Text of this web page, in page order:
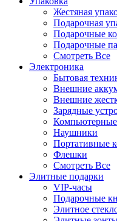
Жестяная
Подарочная
Подарочные
Подарочные
Смотреть Все
Электроника
Бытовая
Внешние
Внешние
Зарядные
Наушники
Портативные
Флешки
Смотреть Все
Элитные подарки
VIP-часы
Подарочные
Элитное